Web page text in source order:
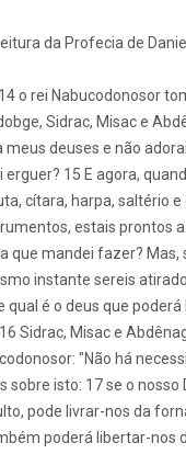
Leitura da Profecia de Daniel
o rei Nabucodonosor
Sidrac, Misac e
meus deuses e não
erguer? 15 E agora,
cítara, harpa, saltério e
estais prontos
que mandei fazer? Mas,
instante sereis
qual é o deus que
Sidrac, Misac e
"Não há
sobre isto: 17 se o nosso
pode livrar-nos da
poderá libertar-nos